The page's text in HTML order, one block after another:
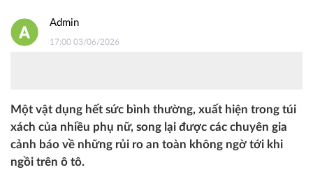
Admin
17:00 03/06/2026
Một vật dụng hết sức bình thường, xuất hiện trong túi
xách của nhiều phụ nữ, song lại được các chuyên gia
cảnh báo về những rủi ro an toàn không ngờ tới khi
ngồi trên ô tô.